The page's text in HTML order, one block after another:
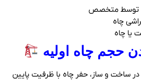
توسط متخصص
چاه
یا چاه
در ساخت‌ و ساز، حفر چاه با ظرفیت پایین